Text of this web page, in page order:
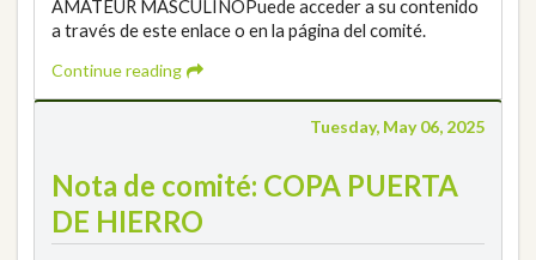
AMATEUR MASCULINOPuede acceder a su contenido
a través de este enlace o en la página del comité.
Continue reading
Tuesday, May 06, 2025
Nota de comité: COPA PUERTA
DE HIERRO